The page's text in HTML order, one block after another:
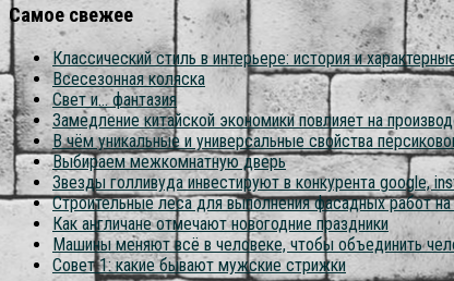
Самое свежее
Классический стиль в интерьере: история и
Всесезонная коляска
Свет и… фантазия
Замедление китайской экономики повлияет на
В чём уникальные и универсальные свойства
Выбираем межкомнатную дверь
Звезды голливуда инвестируют в конкурента google,
Строительные леса для выполнения фасадных работ на
Как англичане отмечают новогодние праздники
Машины меняют всё в человеке, чтобы объединить
Совет 1: какие бывают мужские стрижки